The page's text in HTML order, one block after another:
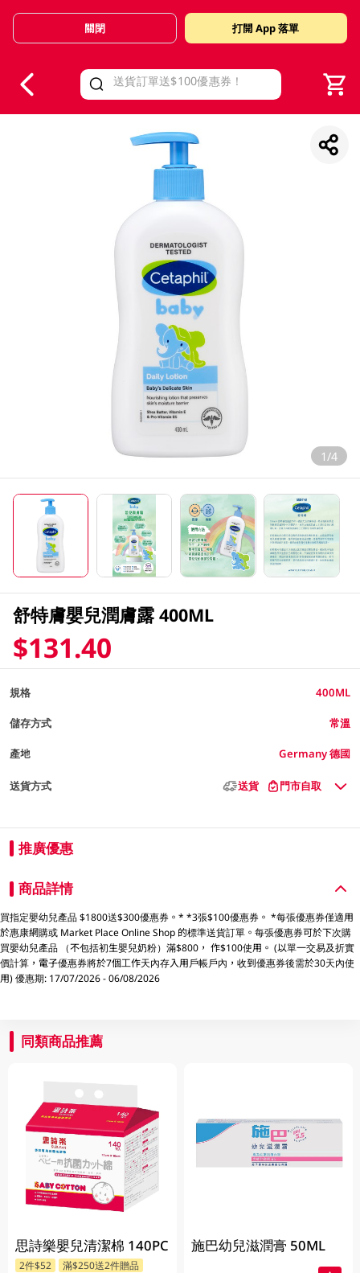
Valid Until 30 June 2026
關閉 打開 App 落單
1/4
舒特膚嬰兒潤膚露 400ML
$131.40
規格 400ML
儲存方式 常溫
產地 Germany 德國
送貨方式 送貨 門市自取
推廣優惠
商品詳情
買指定嬰幼兒產品 $1800送$300優惠券。* *3張$100優惠券。 *每張優惠券僅適用
於惠康網購或 Market Place Online Shop 的標準送貨訂單。每張優惠券可於下次購
買嬰幼兒產品 （不包括初生嬰兒奶粉）滿$800， 作$100使用。 (以單一交易及折實
價計算，電子優惠券將於7個工作天內存入用戶帳戶內，收到優惠券後需於30天內使
用) 優惠期: 17/07/2026 - 06/08/2026
同類商品推薦
思詩樂嬰兒清潔棉 140PC
2件$52
滿$250送2件贈品
施巴幼兒滋潤膏 50ML